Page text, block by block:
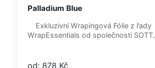
Palladium Blue
WrapEssentials od společnosti SOTT.
od: 878 Kč